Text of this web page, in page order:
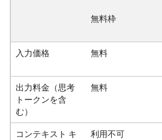
無料枠
入力価格 無料
出力料金（思考
トークンを含
む）
無料
コンテキスト キ
利用不可